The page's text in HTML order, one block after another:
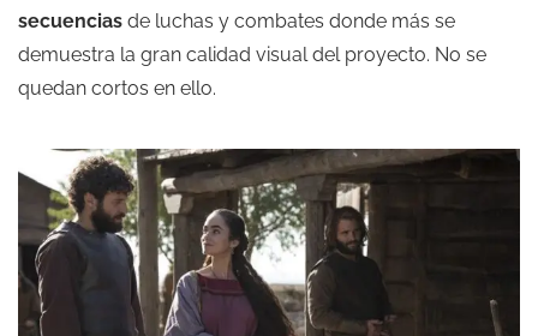
secuencias de luchas y combates donde más se
demuestra la gran calidad visual del proyecto. No se
quedan cortos en ello.